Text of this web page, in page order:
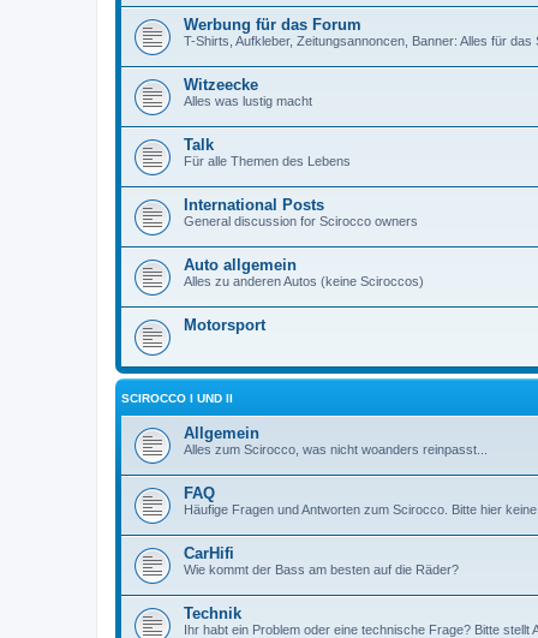
Werbung für das Forum
T-Shirts, Aufkleber, Zeitungsannoncen, Banner: Alles für
Witzeecke
Alles was lustig macht
Talk
Für alle Themen des Lebens
International Posts
General discussion for Scirocco owners
Auto allgemein
Alles zu anderen Autos (keine Sciroccos)
Motorsport
SCIROCCO I UND II
Allgemein
Alles zum Scirocco, was nicht woanders reinpasst...
FAQ
Häufige Fragen und Antworten zum Scirocco. Bitte hier
CarHifi
Wie kommt der Bass am besten auf die Räder?
Technik
Ihr habt ein Problem oder eine technische Frage? Bitte stellt